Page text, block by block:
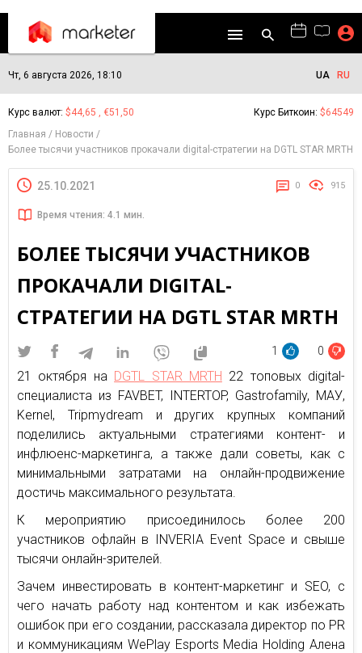
Чт, 6 августа 2026, 18:10 UA RU
Курс валют: $44,65 , €51,50 Курс Биткоин: $64549
Главная
Новости
Более тысячи участников прокачали digital-стратегии на DGTL STAR MRTH
25.10.2021 0 915
Время чтения: 4.1 мин.
БОЛЕЕ ТЫСЯЧИ УЧАСТНИКОВ
ПРОКАЧАЛИ DIGITAL-
СТРАТЕГИИ НА DGTL STAR MRTH
1 0
21 октября на DGTL STAR MRTH 22 топовых digital-
специалиста из FAVBET, INTERTOP, Gastrofamily, МАУ,
Kernel, Tripmydream и других крупных компаний
поделились актуальными стратегиями контент- и
инфлюенс-маркетинга, а также дали советы, как с
минимальными затратами на онлайн-продвижение
достичь максимального результата.
К мероприятию присоединилось более 200
участников офлайн в INVERIA Event Space и свыше
тысячи онлайн-зрителей.
Зачем инвестировать в контент-маркетинг и SEO, с
чего начать работу над контентом и как избежать
ошибок при его создании, рассказала директор по PR
и коммуникациям WePlay Esports Media Holding Алена